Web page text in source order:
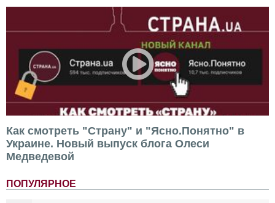
Как смотреть "Страну" и "Ясно.Понятно" в
Украине. Новый выпуск блога Олеси
Медведевой
ПОПУЛЯРНОЕ